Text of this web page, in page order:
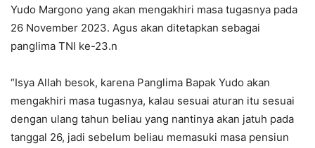
Yudo Margono yang akan mengakhiri masa tugasnya pada
26 November 2023. Agus akan ditetapkan sebagai
panglima TNI ke-23.n
“Isya Allah besok, karena Panglima Bapak Yudo akan
mengakhiri masa tugasnya, kalau sesuai aturan itu sesuai
dengan ulang tahun beliau yang nantinya akan jatuh pada
tanggal 26, jadi sebelum beliau memasuki masa pensiun